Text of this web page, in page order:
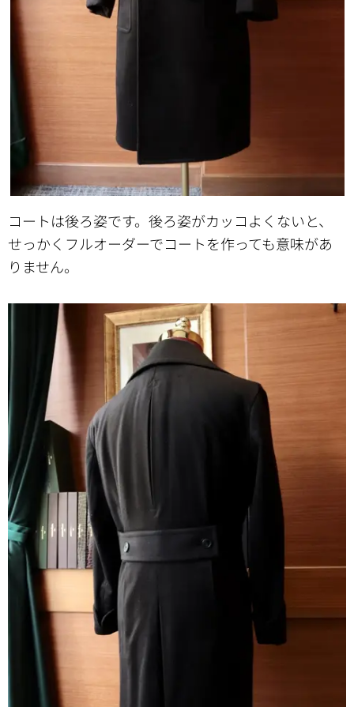
コートは後ろ姿です。後ろ姿がカッコよくないと、
せっかくフルオーダーでコートを作っても意味があ
りません。